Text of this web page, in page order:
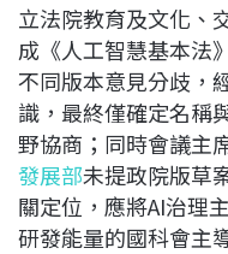
b
o
o
k
a
d
s
e
d
I
n
立法院教育及文化、
成《人工智慧基本法
不同版本意見分歧，
識，最終僅確定名稱
野協商；同時會議主
發展部未提政院版草
關定位，應將AI治理
研發能量的國科會主